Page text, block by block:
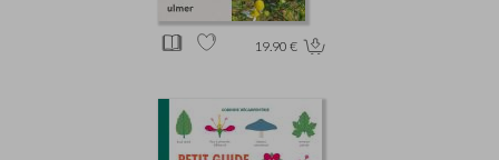
19.90 €